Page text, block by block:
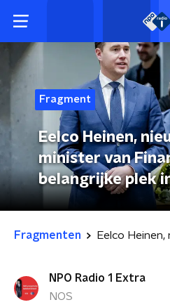
Fragment
Eelco Heinen,
minister van
belangrijke plek
Fragmenten
NPO Radio 1 Extra
NOS